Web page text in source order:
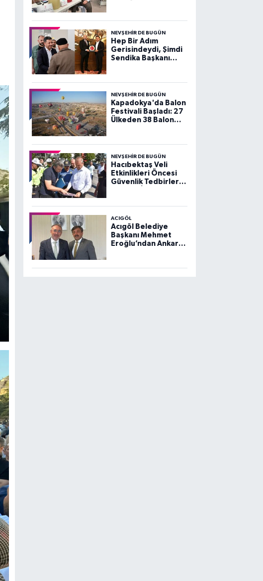
NEVŞEHIR DE BUGÜN
Hep Bir Adım
Gerisindeydi, Şimdi
Sendika Başkanı
NEVŞEHIR DE BUGÜN
Kapadokya'da Balon
Festivali Başladı: 27
Ülkeden 38 Balon
NEVŞEHIR DE BUGÜN
Hacıbektaş Veli
Etkinlikleri Öncesi
Güvenlik Tedbirleri
ACIGÖL
Acıgöl Belediye
Başkanı Mehmet
Eroğlu’ndan Ankara